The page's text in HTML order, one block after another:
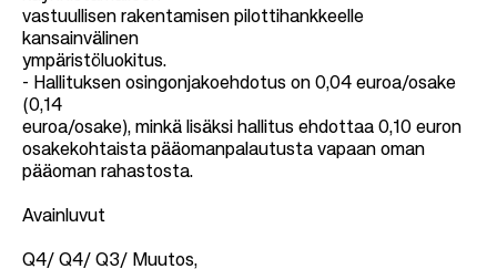
vastuullisen rakentamisen pilottihankkeelle
kansainvälinen
ympäristöluokitus.
- Hallituksen osingonjakoehdotus on 0,04 euroa/osake
(0,14
euroa/osake), minkä lisäksi hallitus ehdottaa 0,10 euron
osakekohtaista pääomanpalautusta vapaan oman
pääoman rahastosta.
Avainluvut
Q4/ Q4/ Q3/ Muutos,